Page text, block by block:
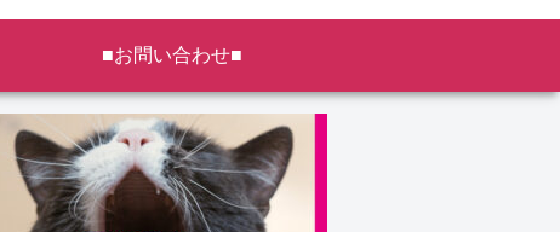
■お問い合わせ■